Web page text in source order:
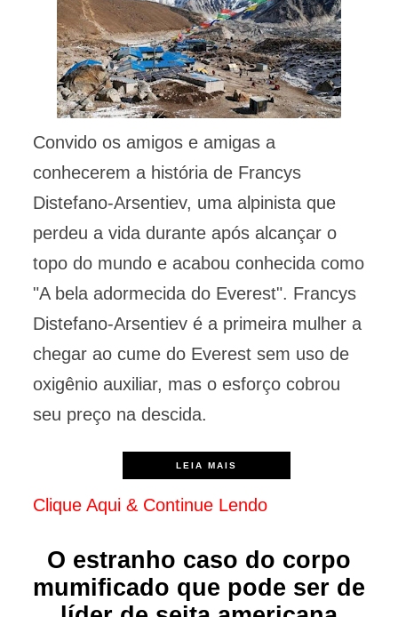
Convido os amigos e amigas a
conhecerem a história de Francys
Distefano-Arsentiev, uma alpinista que
perdeu a vida durante após alcançar o
topo do mundo e acabou conhecida como
"A bela adormecida do Everest". Francys
Distefano-Arsentiev é a primeira mulher a
chegar ao cume do Everest sem uso de
oxigênio auxiliar, mas o esforço cobrou
seu preço na descida.
LEIA MAIS
Clique Aqui & Continue Lendo
O estranho caso do corpo
mumificado que pode ser de